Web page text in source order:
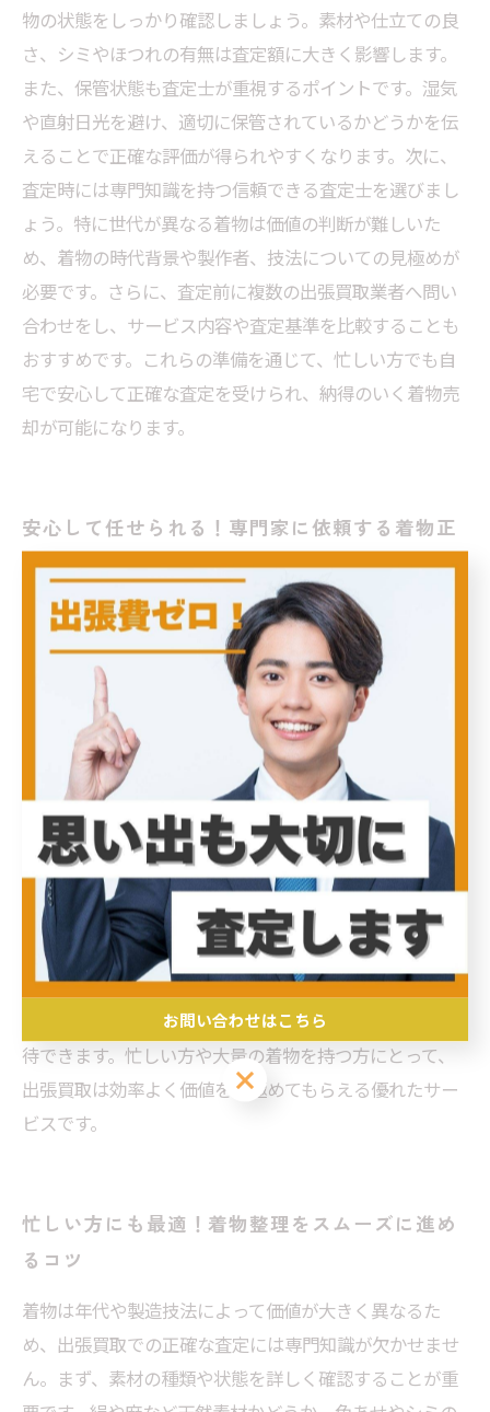
物の状態をしっかり確認しましょう。素材や仕立ての良
さ、シミやほつれの有無は査定額に大きく影響します。
また、保管状態も査定士が重視するポイントです。湿気
や直射日光を避け、適切に保管されているかどうかを伝
えることで正確な評価が得られやすくなります。次に、
査定時には専門知識を持つ信頼できる査定士を選びまし
ょう。特に世代が異なる着物は価値の判断が難しいた
め、着物の時代背景や製作者、技法についての見極めが
必要です。さらに、査定前に複数の出張買取業者へ問い
合わせをし、サービス内容や査定基準を比較することも
おすすめです。これらの準備を通じて、忙しい方でも自
宅で安心して正確な査定を受けられ、納得のいく着物売
却が可能になります。
安心して任せられる！専門家に依頼する着物正
確査定の秘訣
着物の出張買取で正確な査定を受けるためには、いくつ
かのポイントを押さえることが大切です。まず、査定に
出す着物の素材や仕立て、保管状態を確認しましょう。
正絹や絹紬、木綿など素材によって価値が異なり、染め
や織りの技術、傷みの有無も査定額に影響します。特に
古い着物は経年劣化しやすいため、湿気や直射日光を避
けて適切に保管していたかが重要です。次に、査定士に
見逃されがちな細部、例えば裏地の状態や帯との組み合
わせ、刺繍の細かさなども評価の対象となります。出張
買取では、自宅で丁寧に広げて査定してもらえるため、
一枚一枚の着物を正確に見てもらいやすいのが利点で
す。信頼できる専門家に依頼し、事前に手入れや保管状
態を整えておくことで、安心して適正価格での買取が期
待できます。忙しい方や大量の着物を持つ方にとって、
出張買取は効率よく価値を見極めてもらえる優れたサー
ビスです。
忙しい方にも最適！着物整理をスムーズに進め
るコツ
着物は年代や製造技法によって価値が大きく異なるた
め、出張買取での正確な査定には専門知識が欠かせませ
ん。まず、素材の種類や状態を詳しく確認することが重
お問い合わせはこちら
お問い合わせはこちら